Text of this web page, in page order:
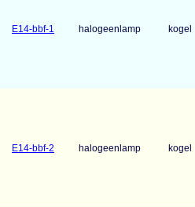
E14-bbf-1 halogeenlamp kogel
E14-bbf-2 halogeenlamp kogel